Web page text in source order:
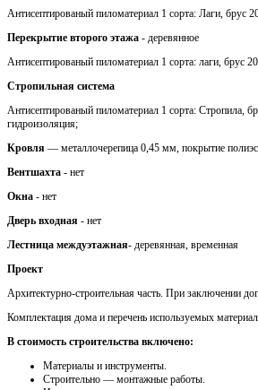
Антисептированый пиломатериал 1 сорта: Лаги, брус
Перекрытие второго этажа - деревянное
Антисептированый пиломатериал 1 сорта: лаги, брус
Стропильная система
Антисептированый пиломатериал 1 сорта: Стропила,
гидроизоляция;
Кровля — металлочерепица 0,45 мм, покрытие
Вентшахта - нет
Окна - нет
Дверь входная - нет
Лестница междуэтажная- деревянная, временная
Проект
Архитектурно-строительная часть. При заключении
Комплектация дома и перечень используемых
В стоимость строительства включено:
Материалы и инструменты.
Cтроительно — монтажные работы.